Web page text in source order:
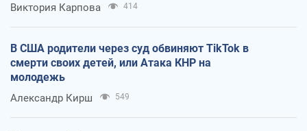
Виктория Карпова 414
В США родители через суд обвиняют TikTok в
смерти своих детей, или Атака КНР на
молодежь
Александр Кирш 549